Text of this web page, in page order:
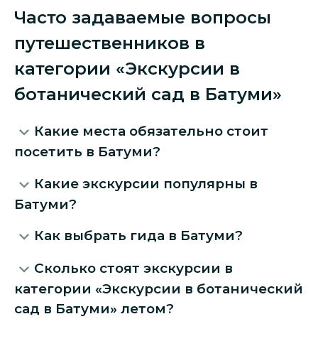
Часто задаваемые вопросы
путешественников в
категории «Экскурсии в
ботанический сад в Батуми»
Какие места обязательно стоит
посетить в Батуми?
Какие экскурсии популярны в
Батуми?
Как выбрать гида в Батуми?
Сколько стоят экскурсии в
категории «Экскурсии в ботанический
сад в Батуми» летом?